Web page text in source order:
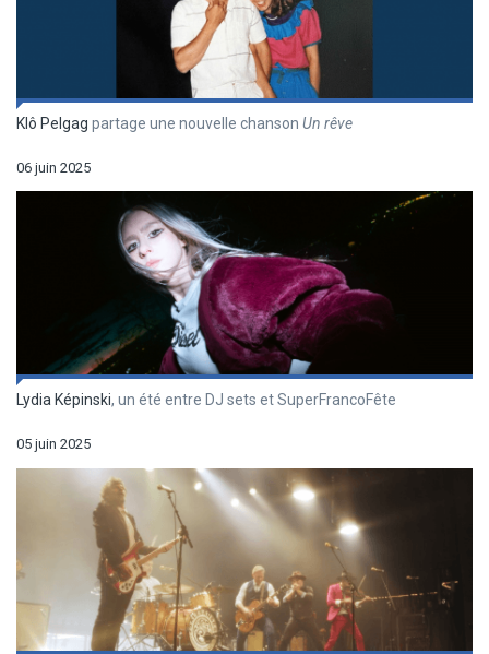
Klô Pelgag partage une nouvelle chanson Un rêve
06 juin 2025
Lydia Képinski, un été entre DJ sets et SuperFrancoFête
05 juin 2025